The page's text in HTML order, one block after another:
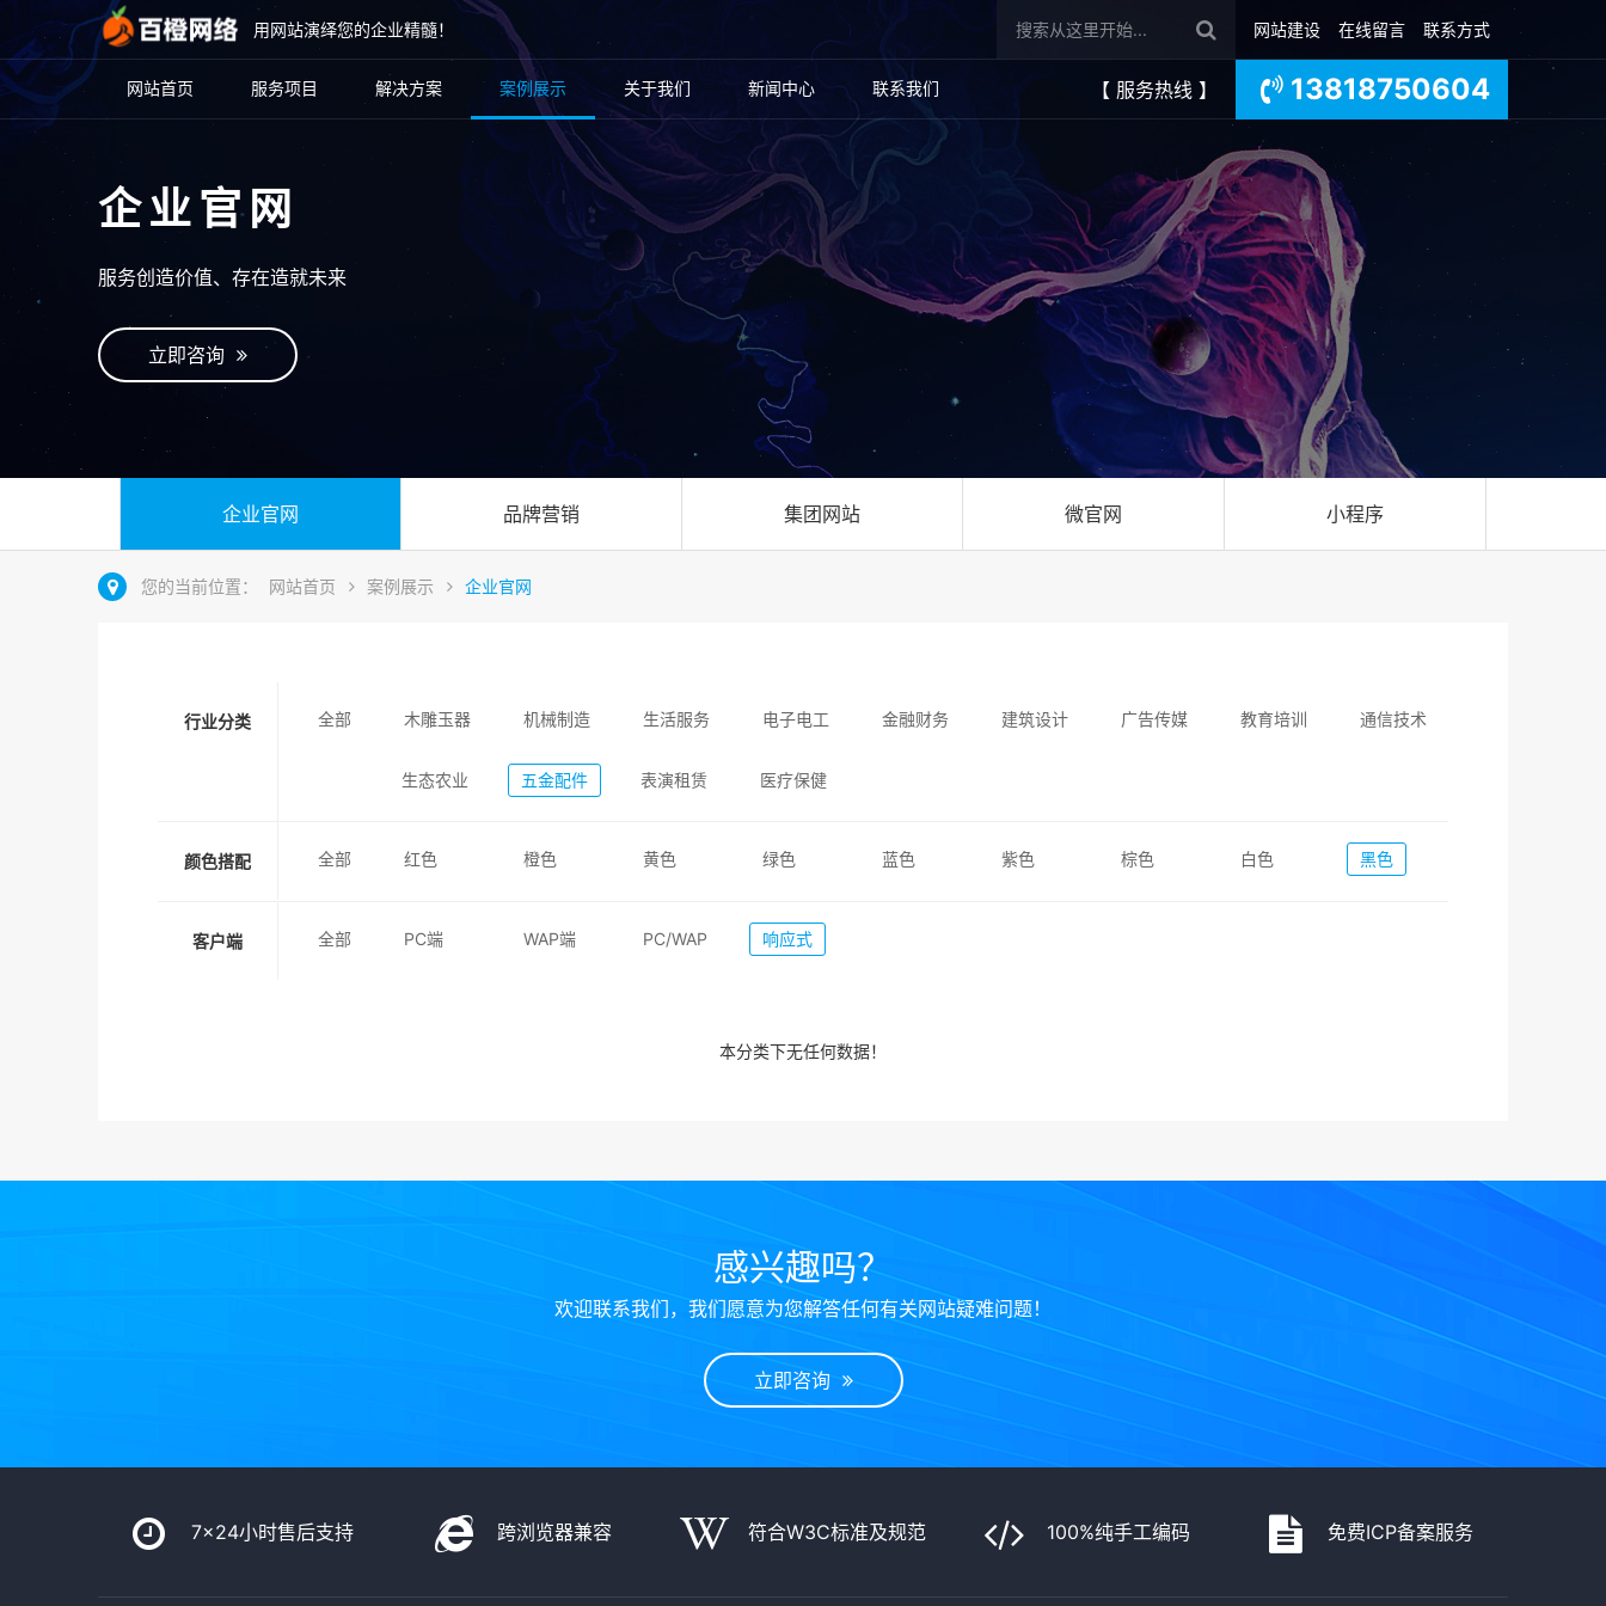
用网站演绎您的企业精髓！ 网站建设 在线留言 联系方式
网站首页 服务项目 解决方案 案例展示 关于我们 新闻中心 联系我们 【 服务热线 】 13818750604
企业官网
服务创造价值、存在造就未来
立即咨询
企业官网 品牌营销 集团网站 微官网 小程序
您的当前位置： 网站首页 案例展示 企业官网
行业分类 全部 木雕玉器 机械制造 生活服务 电子电工 金融财务 建筑设计 广告传媒 教育培训 通信技术
生态农业 五金配件 表演租赁 医疗保健
颜色搭配 全部 红色 橙色 黄色 绿色 蓝色 紫色 棕色 白色 黑色
客户端 全部 PC端 WAP端 PC/WAP 响应式
本分类下无任何数据！
感兴趣吗？
欢迎联系我们，我们愿意为您解答任何有关网站疑难问题！
立即咨询
7x24小时售后支持 跨浏览器兼容 符合W3C标准及规范 100%纯手工编码 免费ICP备案服务